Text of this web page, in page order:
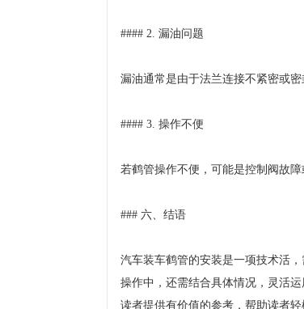
#### 2. 漏油问题
漏油通常是由于法兰连接不紧密或
#### 3. 操作不便
若鹤管操作不便，可能是控制阀故
### 六、结语
汽车装车鹤管的安装是一项技术活
操作中，还需结合具体情况，灵活
读者提供有价值的参考，帮助读者